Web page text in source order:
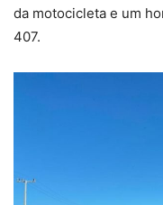
da motocicleta e um
407.